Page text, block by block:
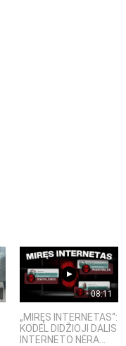
08:11
„MIRĘS INTERNETAS“:
KODĖL DIDŽIOJI DALIS
INTERNETO NĖRA...